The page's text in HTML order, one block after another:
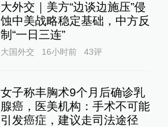
大外交｜美方“边谈边施压”侵
蚀中美战略稳定基础，中方反
制“一日三连”
大国外交 16小时前 43评
女子称丰胸术9个月后确诊乳
腺癌，医美机构：手术不可能
引发癌症，建议走司法途径